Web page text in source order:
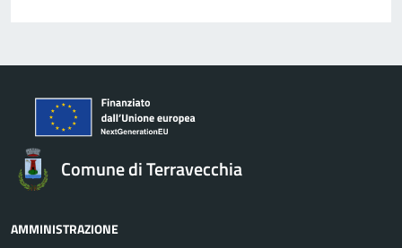
Comune di Terravecchia
AMMINISTRAZIONE